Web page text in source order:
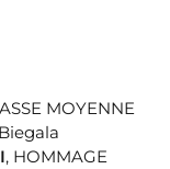
MOYENNE
, HOMMAGE